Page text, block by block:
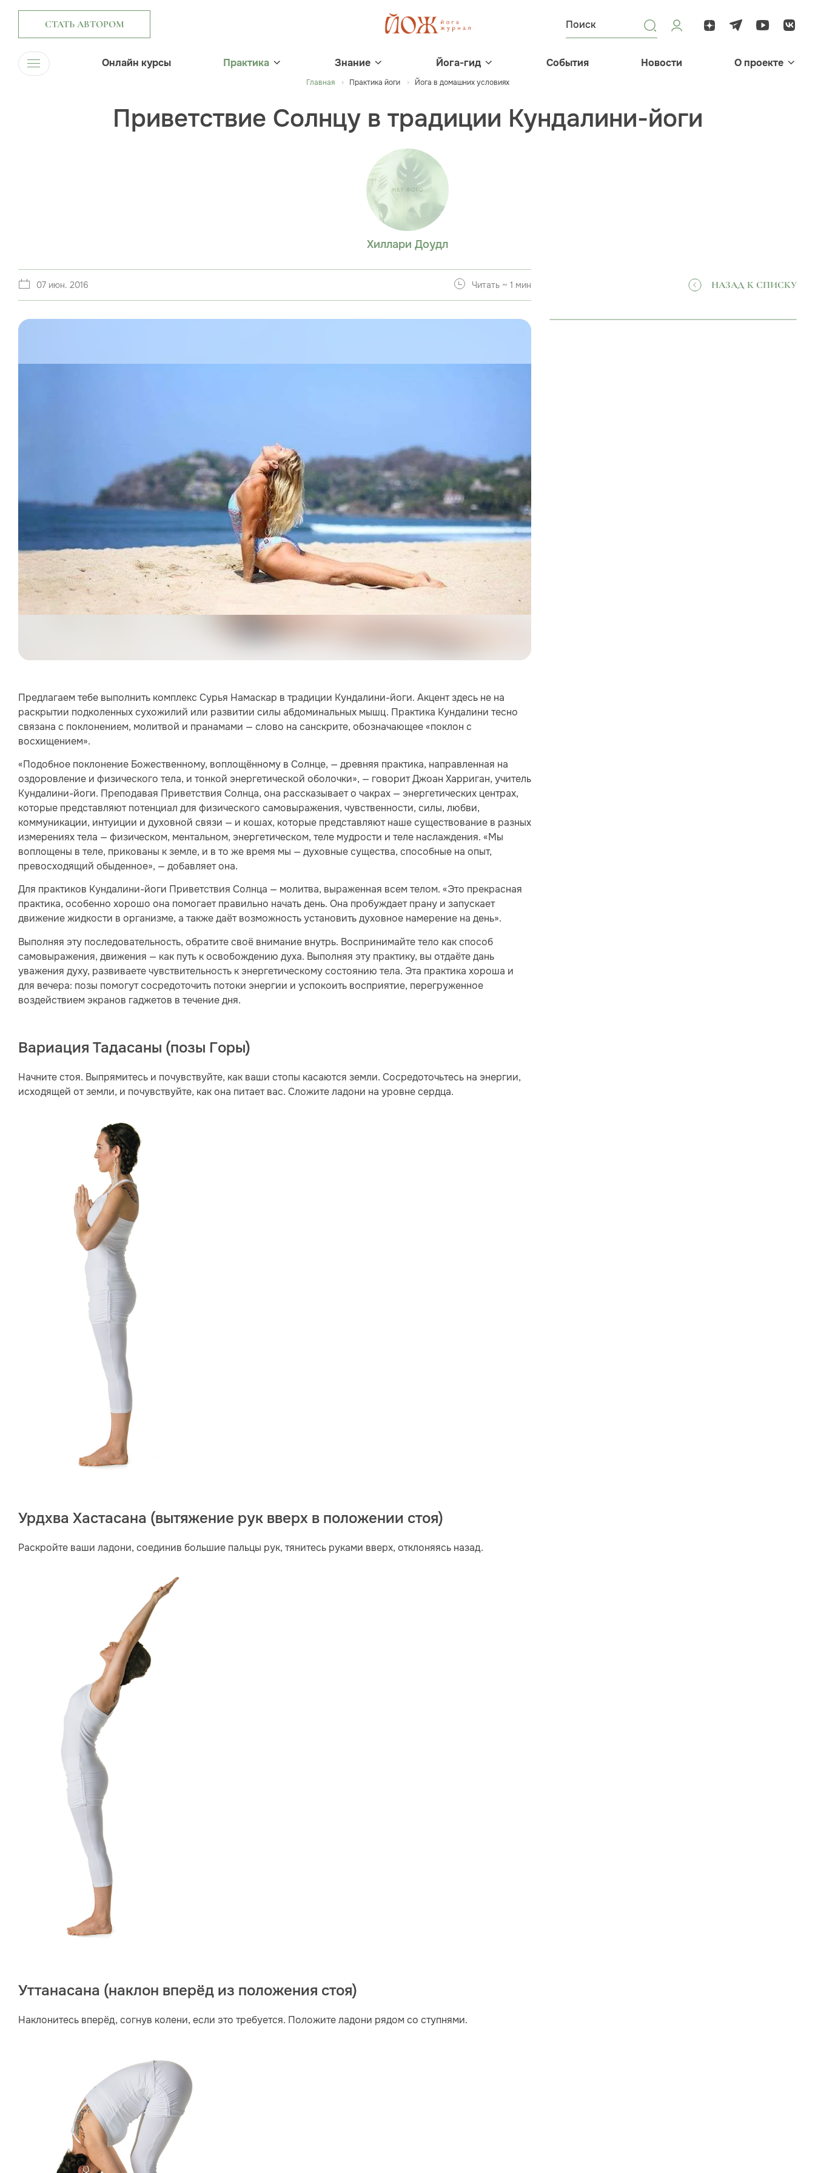
СТАТЬ АВТОРОМ
Онлайн курсы Практика Знание Йога-гид События Новости О проекте
Главная Практика йоги Йога в домашних условиях
Приветствие Солнцу в традиции Кундалини-йоги
Хиллари Доудл
07 июн. 2016 Читать ~ 1 мин НАЗАД К СПИСКУ
Предлагаем тебе выполнить комплекс Сурья Намаскар в традиции Кундалини-йоги. Акцент здесь не на
раскрытии подколенных сухожилий или развитии силы абдоминальных мышц. Практика Кундалини тесно
связана с поклонением, молитвой и пранамами — слово на санскрите, обозначающее «поклон с
восхищением».
«Подобное поклонение Божественному, воплощённому в Солнце, — древняя практика, направленная на
оздоровление и физического тела, и тонкой энергетической оболочки», — говорит Джоан Харриган, учитель
Кундалини-йоги. Преподавая Приветствия Солнца, она рассказывает о чакрах — энергетических центрах,
которые представляют потенциал для физического самовыражения, чувственности, силы, любви,
коммуникации, интуиции и духовной связи — и кошах, которые представляют наше существование в разных
измерениях тела — физическом, ментальном, энергетическом, теле мудрости и теле наслаждения. «Мы
воплощены в теле, прикованы к земле, и в то же время мы — духовные существа, способные на опыт,
превосходящий обыденное», — добавляет она.
Для практиков Кундалини-йоги Приветствия Солнца — молитва, выраженная всем телом. «Это прекрасная
практика, особенно хорошо она помогает правильно начать день. Она пробуждает прану и запускает
движение жидкости в организме, а также даёт возможность установить духовное намерение на день».
Выполняя эту последовательность, обратите своё внимание внутрь. Воспринимайте тело как способ
самовыражения, движения — как путь к освобождению духа. Выполняя эту практику, вы отдаёте дань
уважения духу, развиваете чувствительность к энергетическому состоянию тела. Эта практика хороша и
для вечера: позы помогут сосредоточить потоки энергии и успокоить восприятие, перегруженное
воздействием экранов гаджетов в течение дня.
Вариация Тадасаны (позы Горы)
Начните стоя. Выпрямитесь и почувствуйте, как ваши стопы касаются земли. Сосредоточьтесь на энергии,
исходящей от земли, и почувствуйте, как она питает вас. Сложите ладони на уровне сердца.
Урдхва Хастасана (вытяжение рук вверх в положении стоя)
Раскройте ваши ладони, соединив большие пальцы рук, тянитесь руками вверх, отклоняясь назад.
Уттанасана (наклон вперёд из положения стоя)
Наклонитесь вперёд, согнув колени, если это требуется. Положите ладони рядом со ступнями.